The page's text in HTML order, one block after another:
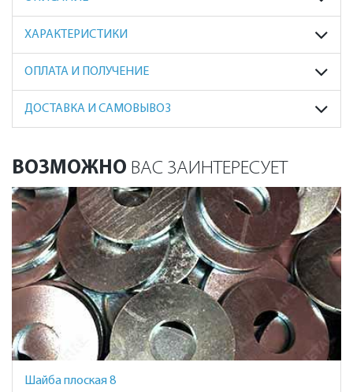
ХАРАКТЕРИСТИКИ
ОПЛАТА И ПОЛУЧЕНИЕ
ДОСТАВКА И САМОВЫВОЗ
ВОЗМОЖНО ВАС ЗАИНТЕРЕСУЕТ
Шайба плоская 8